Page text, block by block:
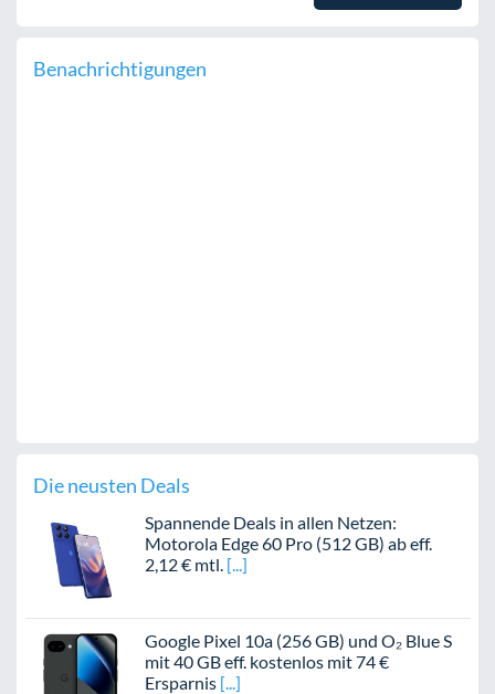
Benachrichtigungen
Die neusten Deals
Spannende Deals in allen Netzen:
Motorola Edge 60 Pro (512 GB) ab eff.
2,12 € mtl.
Google Pixel 10a (256 GB) und O₂ Blue S
mit 40 GB eff. kostenlos mit 74 €
Ersparnis